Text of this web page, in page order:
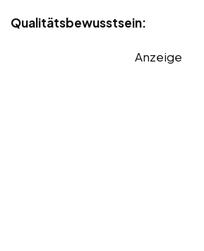
Qualitätsbewusstsein:
Anzeige